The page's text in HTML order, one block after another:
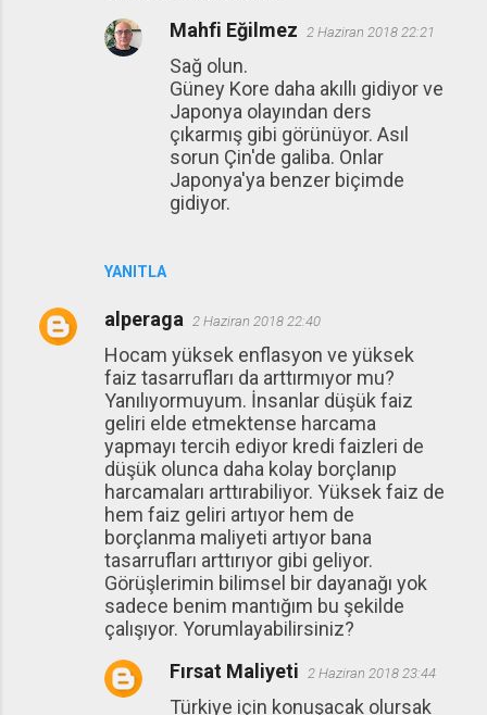
YANITLA
Mahfi Eğilmez 2 Haziran 2018 22:21
Sağ olun.
Güney Kore daha akıllı gidiyor ve
Japonya olayından ders
çıkarmış gibi görünüyor. Asıl
sorun Çin'de galiba. Onlar
Japonya'ya benzer biçimde
gidiyor.
alperaga 2 Haziran 2018 22:40
Hocam yüksek enflasyon ve yüksek
faiz tasarrufları da arttırmıyor mu?
Yanılıyormuyum. İnsanlar düşük faiz
geliri elde etmektense harcama
yapmayı tercih ediyor kredi faizleri de
düşük olunca daha kolay borçlanıp
harcamaları arttırabiliyor. Yüksek faiz de
hem faiz geliri artıyor hem de
borçlanma maliyeti artıyor bana
tasarrufları arttırıyor gibi geliyor.
Görüşlerimin bilimsel bir dayanağı yok
sadece benim mantığım bu şekilde
çalışıyor. Yorumlayabilirsiniz?
Fırsat Maliyeti 2 Haziran 2018 23:44
Türkiye için konuşacak olursak